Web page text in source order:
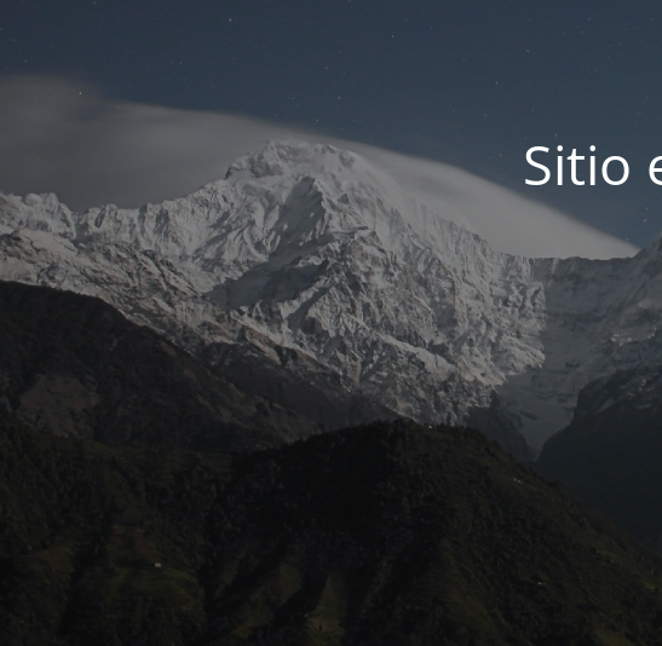
Sitio